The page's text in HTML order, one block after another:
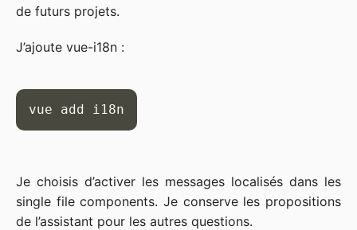
de futurs projets.
J’ajoute vue-i18n :
vue add i18n
Je choisis d’activer les messages localisés dans les
single file components. Je conserve les propositions
de l’assistant pour les autres questions.